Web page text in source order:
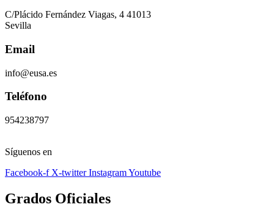
C/Plácido Fernández Viagas, 4 41013
Sevilla
Email
info@eusa.es
Teléfono
954238797
Síguenos en
Facebook-f X-twitter InstagramYoutube
Grados Oficiales